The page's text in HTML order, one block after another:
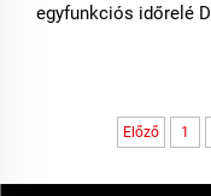
egyfunkciós időrelé
Előző 1